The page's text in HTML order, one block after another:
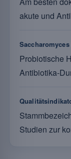
akute und
Probiotische
Antibiotika-
Studien zur